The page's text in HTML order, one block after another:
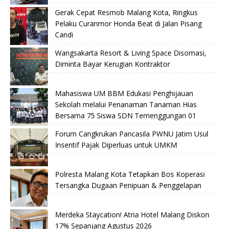
Gerak Cepat Resmob Malang Kota, Ringkus
Pelaku Curanmor Honda Beat di Jalan Pisang
Candi
Wangsakarta Resort & Living Space Disomasi,
Diminta Bayar Kerugian Kontraktor
Mahasiswa UM BBM Edukasi Penghijauan
Sekolah melalui Penanaman Tanaman Hias
Bersama 75 Siswa SDN Temenggungan 01
Forum Cangkrukan Pancasila PWNU Jatim Usul
Insentif Pajak Diperluas untuk UMKM
Polresta Malang Kota Tetapkan Bos Koperasi
Tersangka Dugaan Penipuan & Penggelapan
Merdeka Staycation! Atria Hotel Malang Diskon
17% Sepanjang Agustus 2026